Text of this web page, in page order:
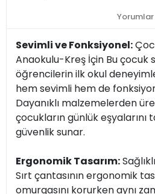
Yorumlar
Sevimli ve Fonksiyonel:
Anaokulu-Kreş İçin Bu çocuk
öğrencilerin ilk okul
hem sevimli hem de
Dayanıklı malzemelerden
çocukların günlük eşyalarını
güvenlik sunar.
Ergonomik Tasarım:
Sırt çantasının ergonomik
omurgasını korurken aynı